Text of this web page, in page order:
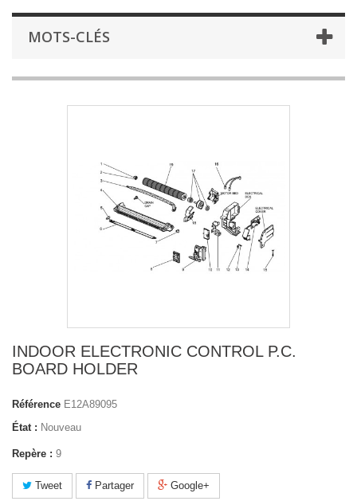
MOTS-CLÉS
INDOOR ELECTRONIC CONTROL P.C.
BOARD HOLDER
Référence E12A89095
État : Nouveau
Repère : 9
Tweet Partager Google+